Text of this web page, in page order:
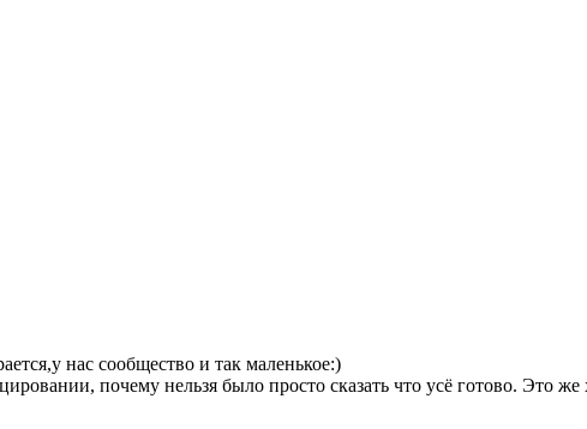
нас сообщество и так маленькое:)
почему нельзя было просто сказать что усё готово. Это